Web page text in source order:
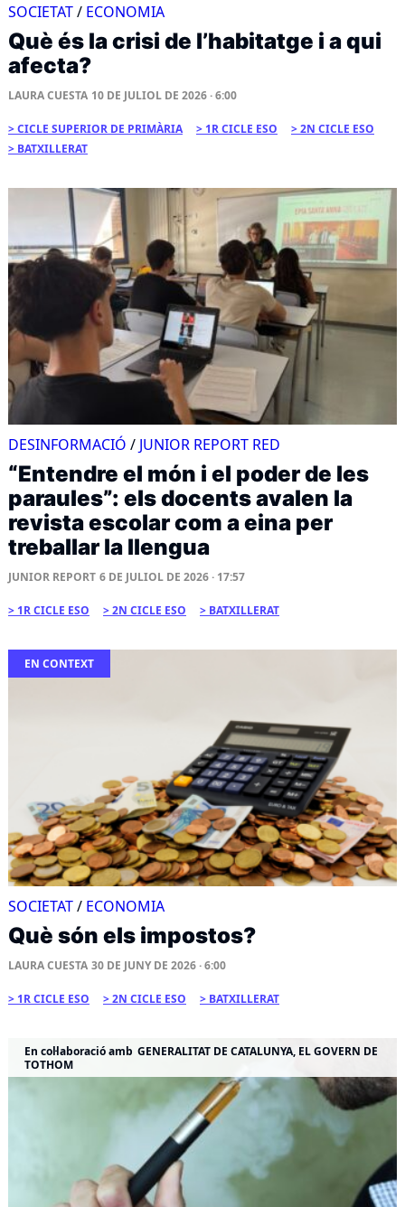
SOCIETAT/ ECONOMIA
Què és la crisi de l’habitatge i a qui
afecta?
LAURA CUESTA 10 DE JULIOL DE 2026 · 6:00
CICLE SUPERIOR DE PRIMÀRIA 1R CICLE ESO
2N CICLE ESO
BATXILLERAT
DESINFORMACIÓ / JUNIOR REPORT RED
“Entendre el món i el poder de les
paraules”: els docents avalen la
revista escolar com a eina per
treballar la llengua
JUNIOR REPORT 6 DE JULIOL DE 2026 · 17:57
1R CICLE ESO 2N CICLE ESO BATXILLERAT
EN CONTEXT
SOCIETAT/ ECONOMIA
Què són els impostos?
LAURA CUESTA 30 DE JUNY DE 2026 · 6:00
1R CICLE ESO 2N CICLE ESO BATXILLERAT
En col·laboració amb GENERALITAT DE CATALUNYA, EL GOVERN DE
TOTHOM